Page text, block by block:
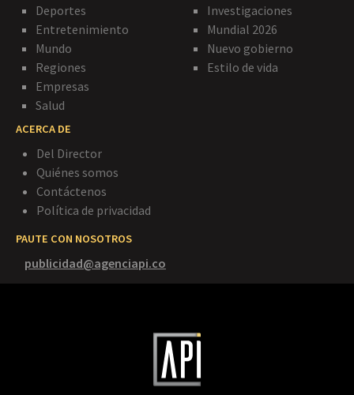
Deportes
Entretenimiento
Mundo
Regiones
Empresas
Salud
Investigaciones
Mundial 2026
Nuevo gobierno
Estilo de vida
ACERCA DE
Del Director
Quiénes somos
Contáctenos
Política de privacidad
PAUTE CON NOSOTROS
publicidad@agenciapi.co